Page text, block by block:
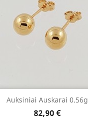
Auksiniai Auskarai 0.56g
Kaina
82,90 €